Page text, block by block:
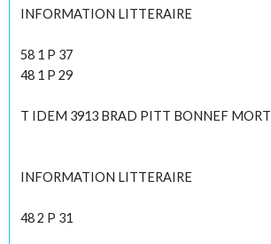
INFORMATION LITTERAIRE
58 1 P 37
48 1 P 29
T IDEM 3913 BRAD PITT BONNEF MORT
INFORMATION LITTERAIRE
48 2 P 31